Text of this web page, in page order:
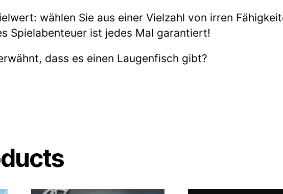
wählen Sie aus einer Vielzahl von irren
Spielabenteuer ist jedes Mal garantiert!
dass es einen Laugenfisch gibt?